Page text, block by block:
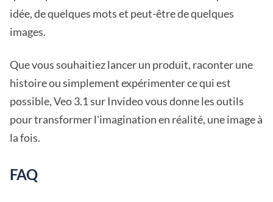
idée, de quelques mots et peut-être de quelques
images.
Que vous souhaitiez lancer un produit, raconter une
histoire ou simplement expérimenter ce qui est
possible, Veo 3.1 sur Invideo vous donne les outils
pour transformer l'imagination en réalité, une image à
la fois.
FAQ